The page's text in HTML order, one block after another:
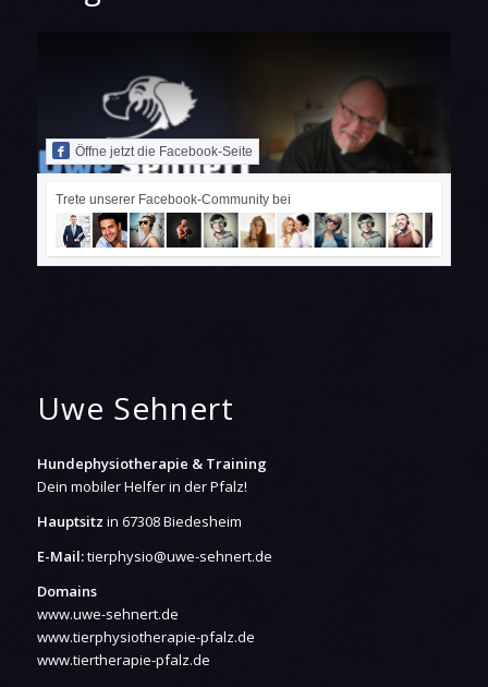
Öffne jetzt die Facebook-Seite
Trete unserer Facebook-Community bei
Uwe Sehnert
Hundephysiotherapie & Training
Dein mobiler Helfer in der Pfalz!
Hauptsitz in 67308 Biedesheim
E-Mail:tierphysio@uwe-sehnert.de
Domains
www.uwe-sehnert.de
www.tierphysiotherapie-pfalz.de
www.tiertherapie-pfalz.de